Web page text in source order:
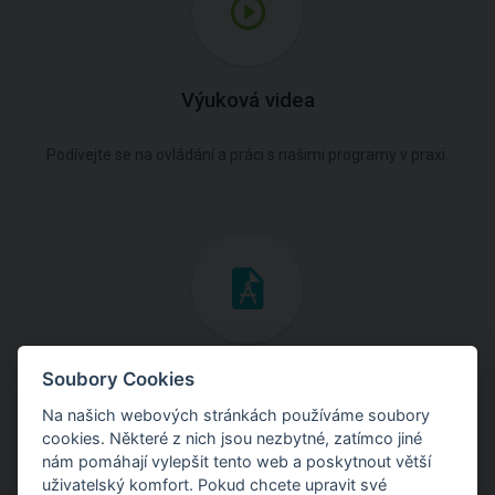
Výuková videa
Inženýrské manuály
Stáhněte si manuály s teoretickými i praktickými ukázkami
použití programů.
Soubory Cookies
Na našich webových stránkách používáme soubory
cookies. Některé z nich jsou nezbytné, zatímco jiné
nám pomáhají vylepšit tento web a poskytnout větší
uživatelský komfort. Pokud chcete upravit své